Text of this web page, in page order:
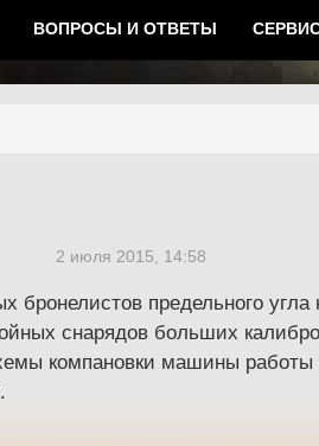
ВОПРОСЫ И ОТВЕТЫ
2 июля 2015, 14:58
бронелистов предельного
снарядов больших
компановки машины